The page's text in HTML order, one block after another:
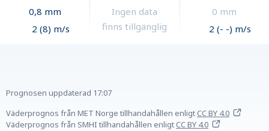
0,8 mm
2 (8) m/s
Ingen data
finns tillgänglig
0 mm
2 (- -) m/s
Prognosen uppdaterad 17:07
Väderprognos från MET Norge tillhandahållen enligtCC BY 4.0
Väderprognos från SMHI tillhandahållen enligtCC BY 4.0